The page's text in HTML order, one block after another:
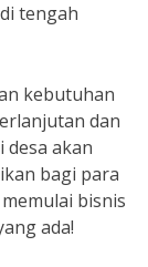
tengah
kebutuhan
dan
desa akan
bagi para
bisnis
ada!